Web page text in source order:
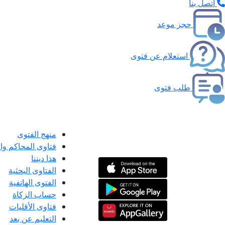
اتصل بنا
حجز موعد
استعلام عن فتوى
طلب فتوى
منهج الفتوى
فتاوى المحاكم
هذا ديننا
الفتاوى البحثية
الفتوى الهاتفية
حساب الزكاة
فتاوى الأقليات
التعليم عن بعد